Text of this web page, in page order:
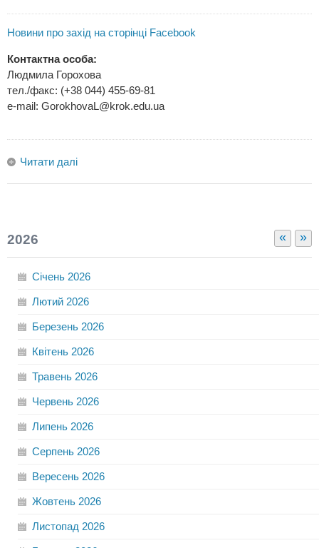
Новини про захід на сторінці Facebook
Контактна особа:
Людмила Горохова
тел./факс: (+38 044) 455-69-81
e-mail: GorokhovaL@krok.edu.ua
Читати далі
« »
2026
Січень 2026
Лютий 2026
Березень 2026
Квітень 2026
Травень 2026
Червень 2026
Липень 2026
Серпень 2026
Вересень 2026
Жовтень 2026
Листопад 2026